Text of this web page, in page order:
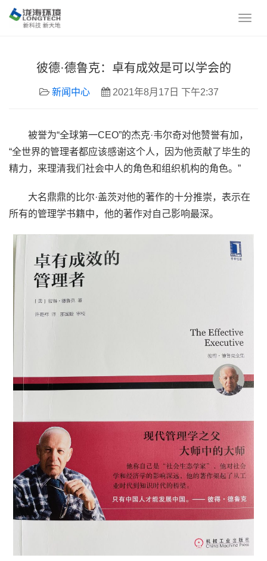
彼德·德鲁克：卓有成效是可以学会的
新闻中心 2021年8月17日 下午2:37
被誉为“全球第一CEO”的杰克·韦尔奇对他赞誉有加，
“全世界的管理者都应该感谢这个人，因为他贡献了毕生的
精力，来理清我们社会中人的角色和组织机构的角色。”
大名鼎鼎的比尔·盖茨对他的著作的十分推崇，表示在
所有的管理学书籍中，他的著作对自己影响最深。